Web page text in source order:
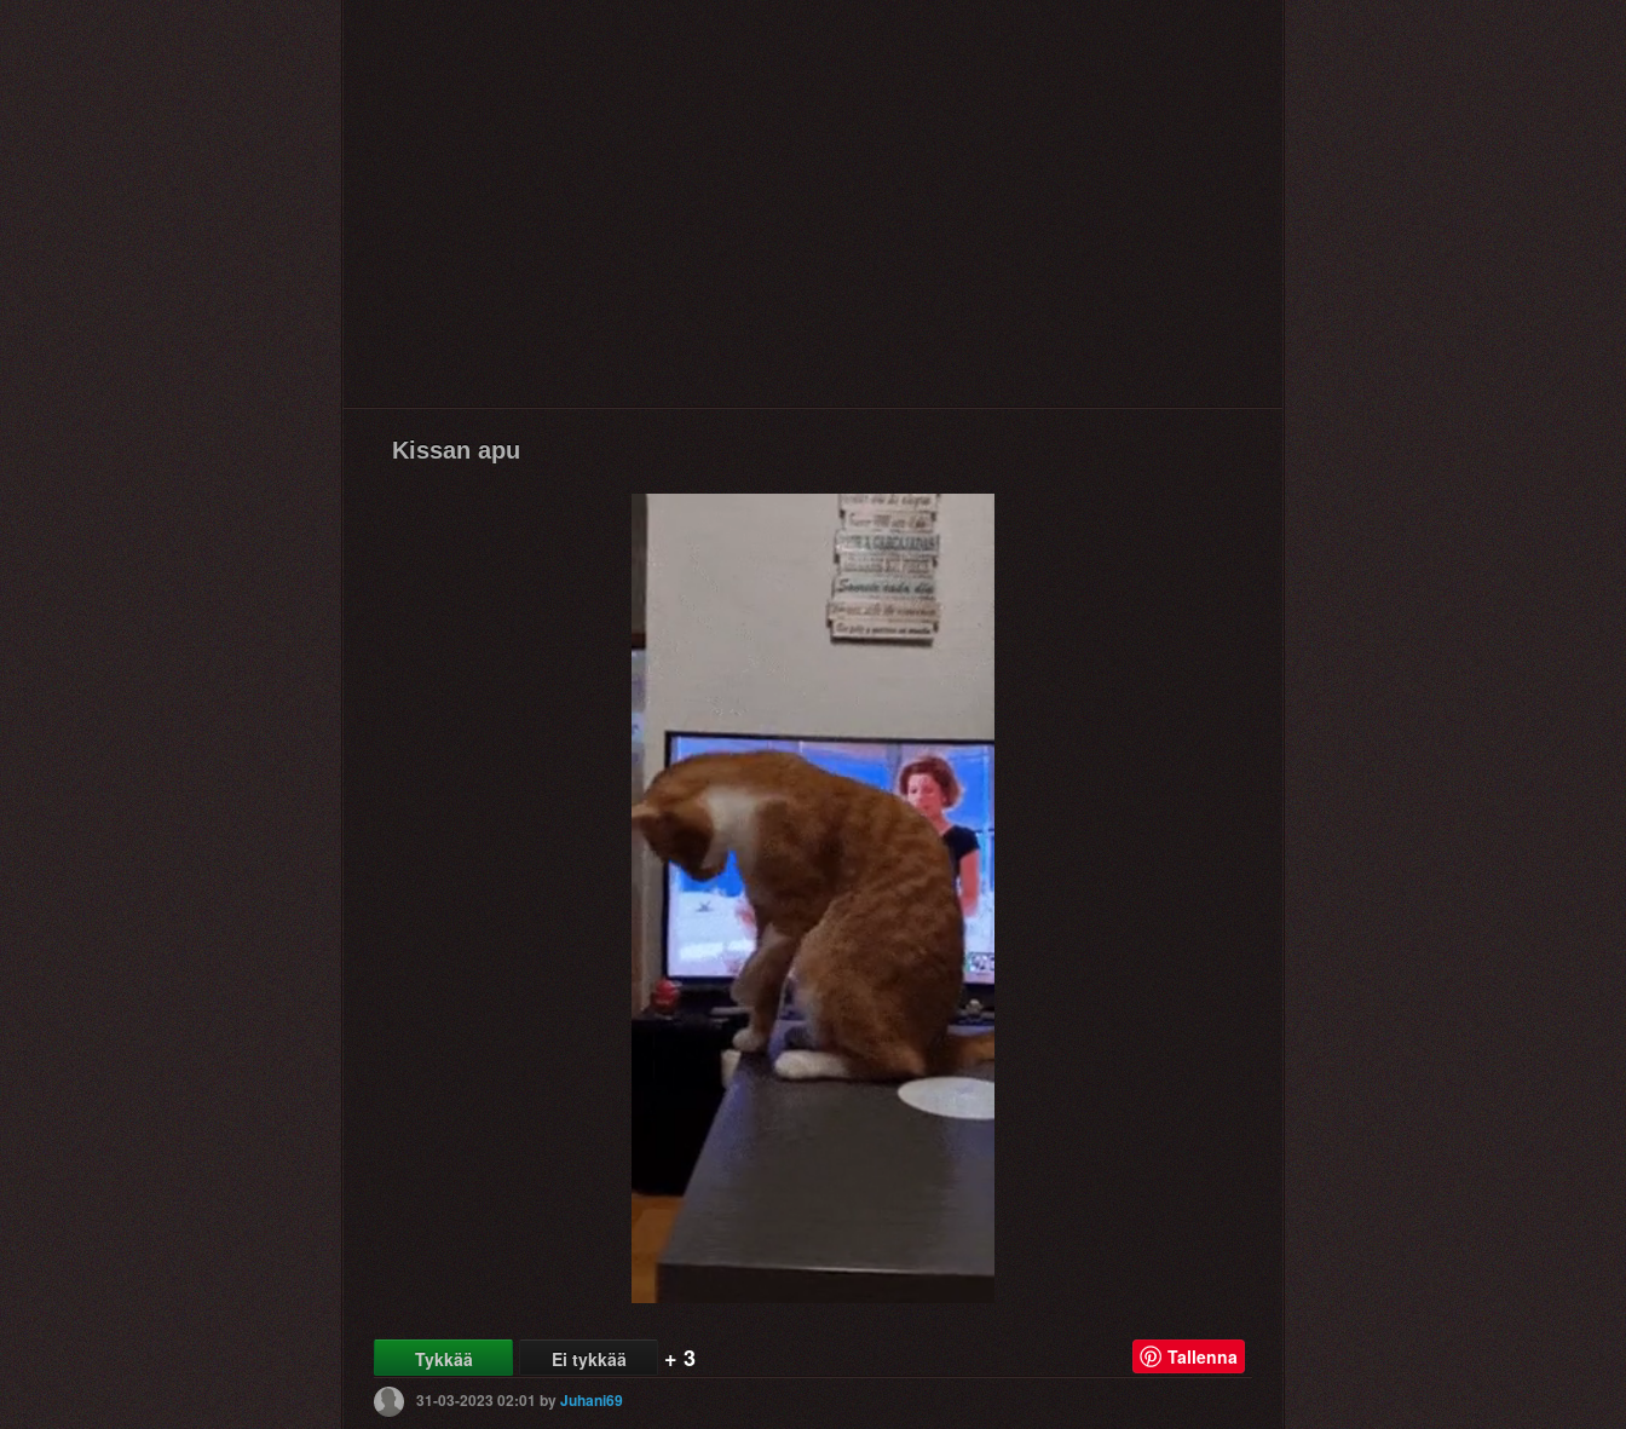
Kissan apu
Tykkää Ei tykkää + 3 Tallenna
31-03-2023 02:01 byJuhani69